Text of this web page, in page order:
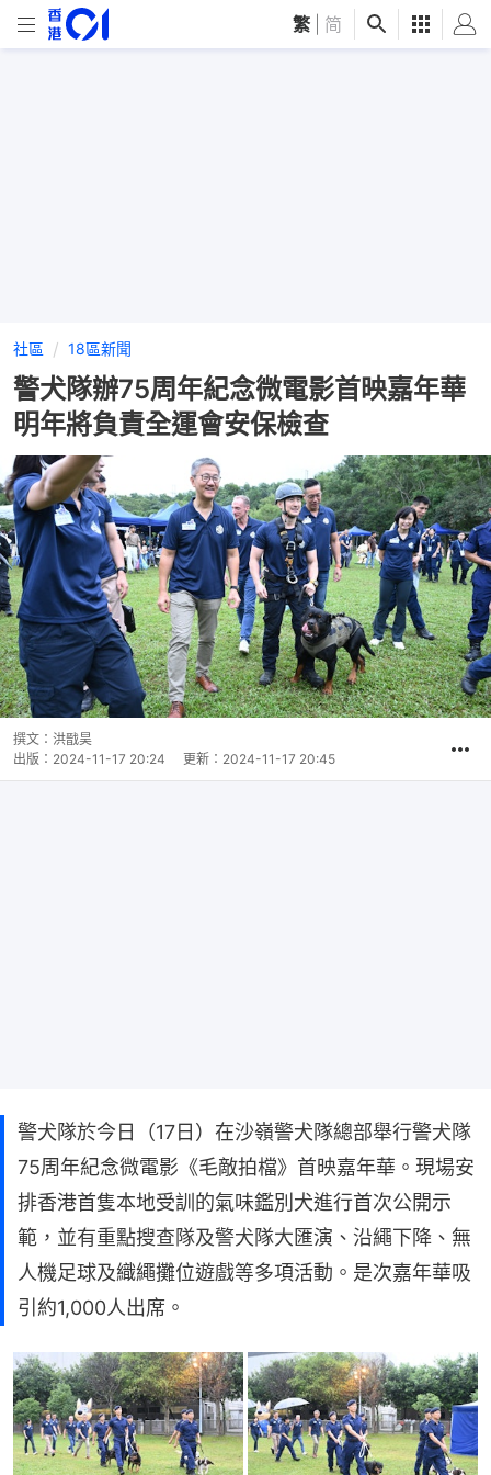
繁 简
社區 18區新聞
警犬隊辦75周年紀念微電影首映嘉年華
明年將負責全運會安保檢查
撰文： 洪戩昊
出版： 2024-11-17 20:24 更新： 2024-11-17 20:45
警犬隊於今日（17日）在沙嶺警犬隊總部舉行警犬隊
75周年紀念微電影《毛敵拍檔》首映嘉年華。現場安
排香港首隻本地受訓的氣味鑑別犬進行首次公開示
範，並有重點搜查隊及警犬隊大匯演、沿繩下降、無
人機足球及織繩攤位遊戲等多項活動。是次嘉年華吸
引約1,000人出席。